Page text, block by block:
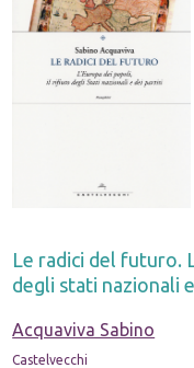
Le radici del futuro.
degli stati nazionali
Acquaviva Sabino
Castelvecchi